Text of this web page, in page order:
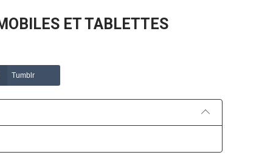
ET TABLETTES
Tumblr